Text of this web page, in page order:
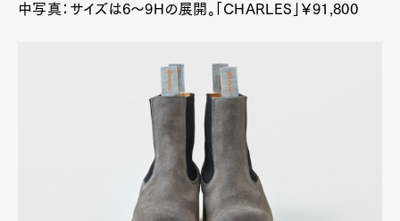
中写真：サイズは6～9Hの展開。「CHARLES」￥91,800